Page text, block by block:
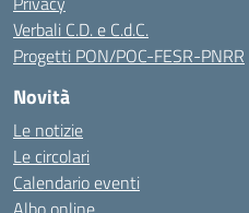
Verbali C.D. e C.d.C.
Progetti PON/POC-FESR-PNRR
Novità
Le notizie
Le circolari
Calendario eventi